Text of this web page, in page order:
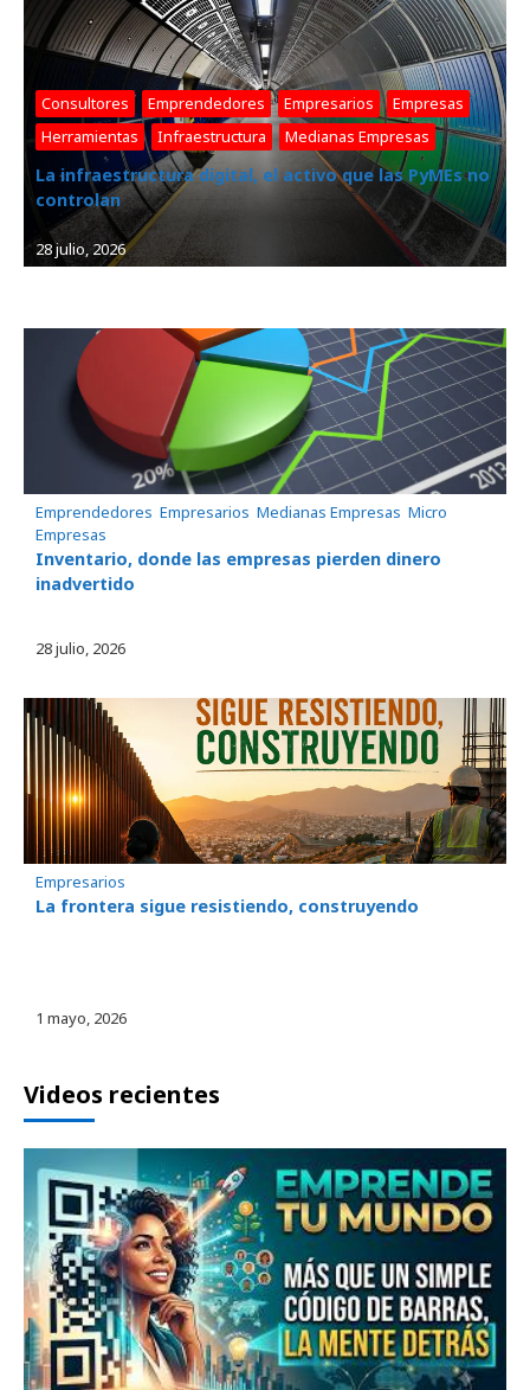
Consultores , Emprendedores , Empresarios , Empresas ,
Herramientas , Infraestructura , Medianas Empresas
La infraestructura digital, el activo que las PyMEs no
controlan
28 julio, 2026
Emprendedores Empresarios Medianas Empresas Micro
Empresas
Inventario, donde las empresas pierden dinero
inadvertido
28 julio, 2026
Empresarios
La frontera sigue resistiendo, construyendo
1 mayo, 2026
Videos recientes